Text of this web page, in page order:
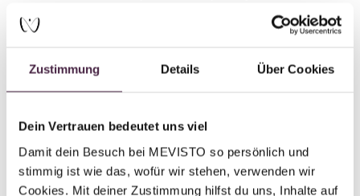
Zustimmung Details Über Cookies
Dein Vertrauen bedeutet uns viel
Damit dein Besuch bei MEVISTO so persönlich und
stimmig ist wie das, wofür wir stehen, verwenden wir
Cookies. Mit deiner Zustimmung hilfst du uns, Inhalte auf
Within 24 hours of placing your order, our customer
service team will contact you to discuss the exact
Send the material by registered mail to the following
address:
Laizing 10
4656 Kirchham
Austria